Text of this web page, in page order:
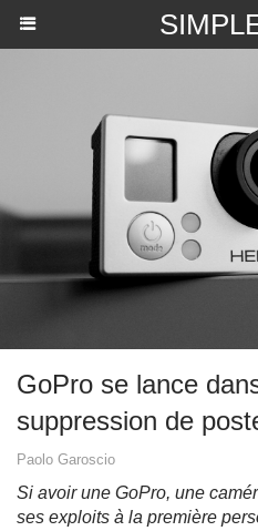
GoPro se lance
suppression de
Paolo Garoscio
Si avoir une GoPro, une
ses exploits à la première